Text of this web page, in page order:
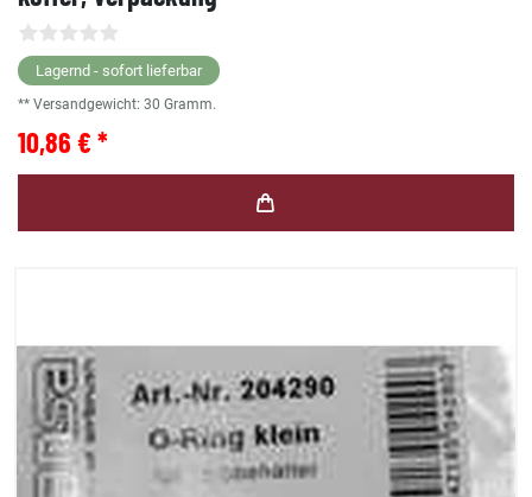
Lagernd - sofort lieferbar
** Versandgewicht: 30 Gramm.
10,86 € *